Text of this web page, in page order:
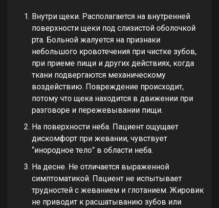
Внутри щеки. Располагается на внутренней
поверхности щеки под слизистой оболочкой
рта. Больной жалуется на признаки
небольшого кровотечения при чистке зубов,
при приеме пищи и других действиях, когда
ткани подвергаются механическому
воздействию. Повреждение происходит,
потому что щека находится в движении при
разговоре и пережевывании пищи.
На поверхности неба. Пациент ощущает
дискомфорт при жевании, чувствует
“инородное тело” в области неба.
На десне. Не отличается выраженной
симптоматикой. Пациент не испытывает
трудностей с жеванием и глотанием. Жировик
не приводит к расшатыванию зубов или